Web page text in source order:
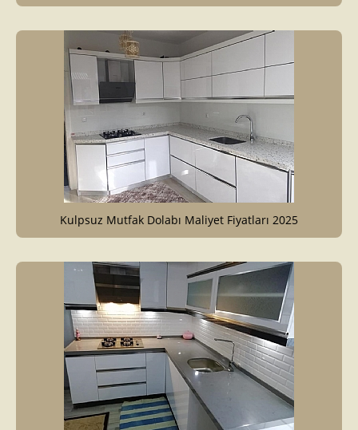
Kulpsuz Mutfak Dolabı Maliyet Fiyatları 2025